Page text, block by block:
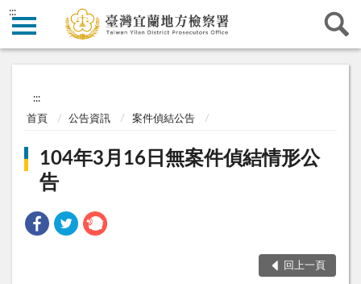
:::
:::
首頁 公告資訊 案件偵結公告
104年3月16日無案件偵結情形公
告
回上一頁